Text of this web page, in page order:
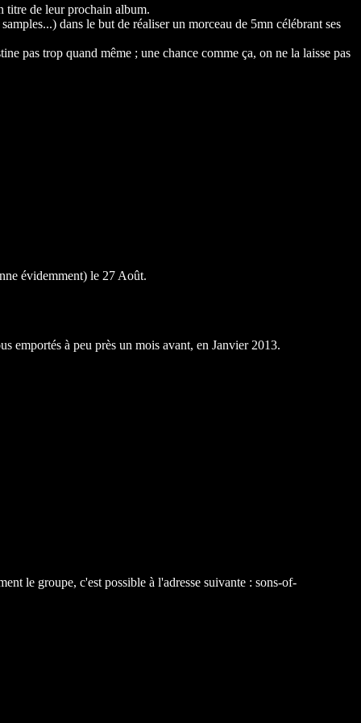
titre de leur prochain album.
dans le but de réaliser un morceau de 5mn célébrant ses
pas trop quand même ; une chance comme ça, on ne la laisse pas
évidemment) le 27 Août.
emportés à peu près un mois avant, en Janvier 2013.
le groupe, c'est possible à l'adresse suivante : sons-of-